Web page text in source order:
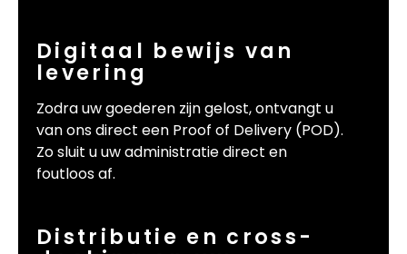
Digitaal bewijs van
levering
Zodra uw goederen zijn gelost, ontvangt u
van ons direct een Proof of Delivery (POD).
Zo sluit u uw administratie direct en
foutloos af.
Distributie en cross-